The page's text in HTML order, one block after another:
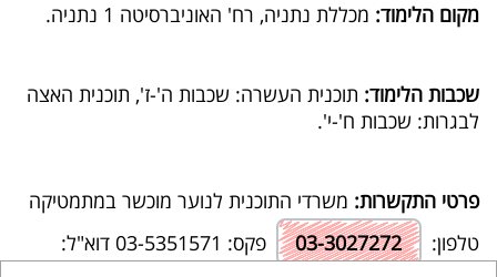
מקום הלימוד: מכללת נתניה, רח' האוניברסיטה 1 נתניה.
שכבות הלימוד: תוכנית העשרה: שכבות ה'-ז', תוכנית האצה
לבגרות: שכבות ח'-י'.
פרטי התקשרות: משרדי התוכנית לנוער מוכשר במתמטיקה
טלפון:
03-3027272 פקס: 03-5351571 דוא"ל: